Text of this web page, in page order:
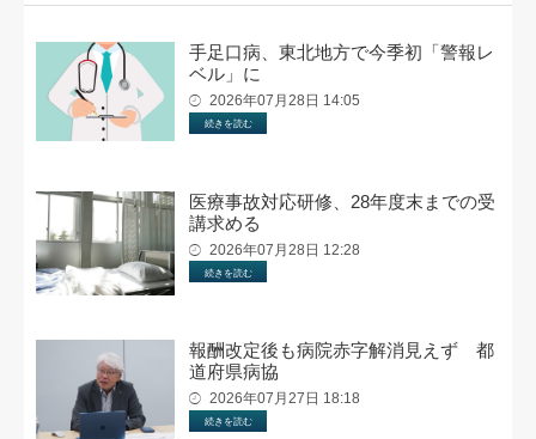
手足口病、東北地方で今季初「警報レ
ベル」に
2026年07月28日 14:05
続きを読む
医療事故対応研修、28年度末までの受
講求める
2026年07月28日 12:28
続きを読む
報酬改定後も病院赤字解消見えず 都
道府県病協
2026年07月27日 18:18
続きを読む